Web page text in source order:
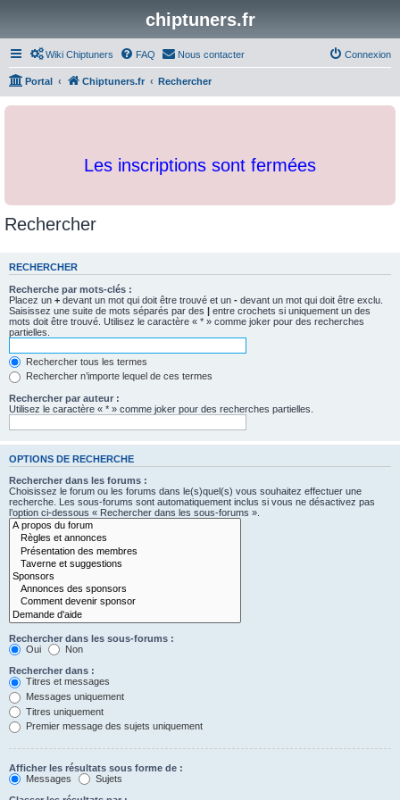
chiptuners.fr
Wiki Chiptuners FAQ Nous contacter Connexion
Portal Chiptuners.fr Rechercher
Les inscriptions sont fermées
Rechercher
RECHERCHER
Recherche par mots-clés :
Placez un + devant un mot qui doit être trouvé et un - devant un mot qui doit être exclu.
Saisissez une suite de mots séparés par des | entre crochets si uniquement un des
mots doit être trouvé. Utilisez le caractère « * » comme joker pour des recherches
partielles.
Rechercher tous les termes
Rechercher n’importe lequel de ces termes
Rechercher par auteur :
Utilisez le caractère « * » comme joker pour des recherches partielles.
OPTIONS DE RECHERCHE
Rechercher dans les forums :
Choisissez le forum ou les forums dans le(s)quel(s) vous souhaitez effectuer une
recherche. Les sous-forums sont automatiquement inclus si vous ne désactivez pas
l’option ci-dessous « Rechercher dans les sous-forums ».
Rechercher dans les sous-forums :
Oui
Non
Rechercher dans :
Titres et messages
Messages uniquement
Titres uniquement
Premier message des sujets uniquement
Afficher les résultats sous forme de :
Messages
Sujets